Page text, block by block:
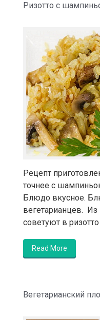
Ризотто с
Рецепт
точнее с
Блюдо вкусное.
вегетарианцев. Из
советуют в
Read More
Вегетарианский